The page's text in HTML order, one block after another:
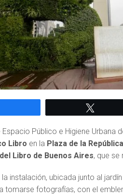
Espacio Público e Higiene Urbana
Libro en la Plaza de la República
Libro de Buenos Aires, que se
la instalación, ubicada junto al
tomarse fotografías, con el